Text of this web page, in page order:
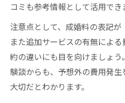
コミも参考情報として活用でき
注意点として、成婚料の表記が
また追加サービスの有無によ
約の違いにも目を向けましょ
験談からも、予想外の費用発
大切だとわかります。